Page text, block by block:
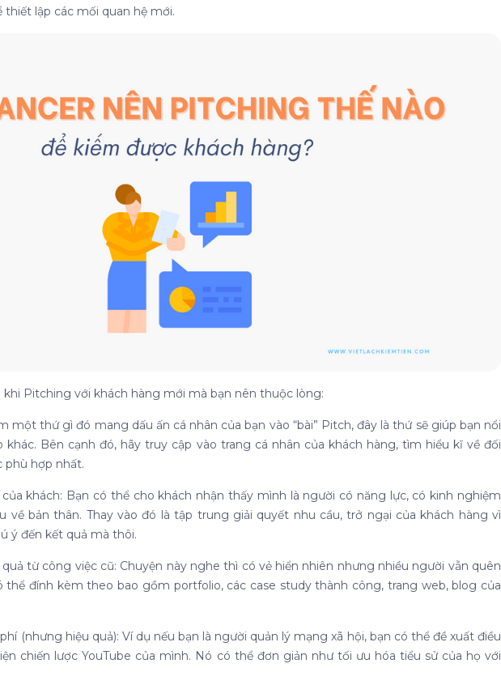
lập các mối quan hệ mới.
khi Pitching với khách hàng mới mà bạn nên thuộc lòng:
một thứ gì đó mang dấu ấn cá nhân của bạn vào “bài” Pitch, đây là thứ sẽ giúp bạn nổi
Bên cạnh đó, hãy truy cập vào trang cá nhân của khách hàng, tìm hiểu kĩ về đối
phù hợp nhất.
khách: Bạn có thể cho khách nhận thấy mình là người có năng lực, có kinh nghiệm
về bản thân. Thay vào đó là tập trung giải quyết nhu cầu, trở ngại của khách hàng vì
ý đến kết quả mà thôi.
từ công việc cũ: Chuyện này nghe thì có vẻ hiển nhiên nhưng nhiều người vẫn quên
thể đính kèm theo bao gồm portfolio, các case study thành công, trang web, blog của
(nhưng hiệu quả): Ví dụ nếu bạn là người quản lý mạng xã hội, bạn có thể đề xuất điều
chiến lược YouTube của mình. Nó có thể đơn giản như tối ưu hóa tiểu sử của họ với